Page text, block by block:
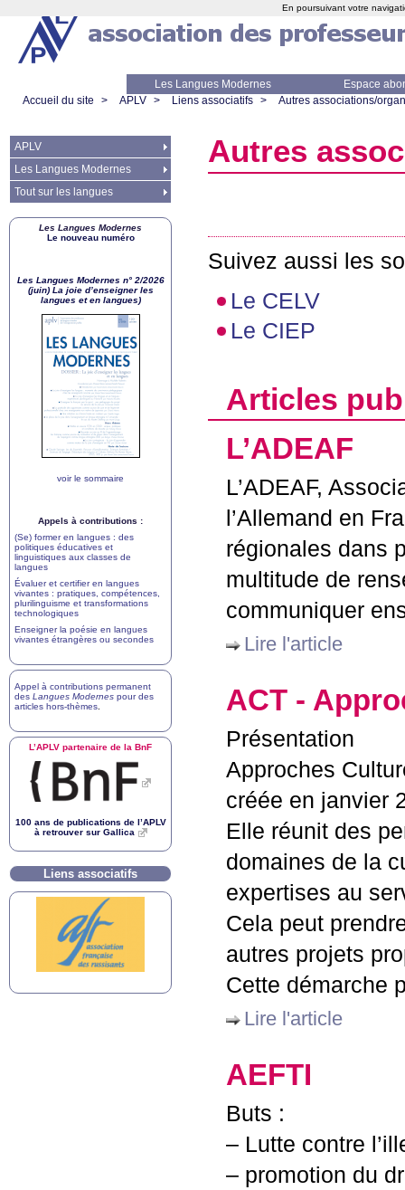
Les Langues Modernes
Espace
Accueil du site
> APLV > Liens associatifs > Autres associations/
Autres
Suivez aussi les
Le CELV
Le CIEP
Articles
L’ADEAF
L’ADEAF,
l’Allemand en
régionales dans
multitude de
communiquer
Lire l'article
ACT -
Présentation
Approches
créée en janvier
Elle réunit des
domaines de la
expertises au
Cela peut
autres projets
Cette démarche
Lire l'article
AEFTI
Buts :
– Lutte contre
– promotion du
APLV
Les Langues Modernes
Tout sur les langues
Les Langues Modernes
Le nouveau numéro
Les Langues Modernes n° 2/2026
(juin) La joie d’enseigner les
langues et en langues)
voir le sommaire
Appels à contributions :
(Se) former en langues : des
politiques éducatives et
linguistiques aux classes de
langues
Évaluer et certifier en langues
vivantes : pratiques, compétences,
plurilinguisme et transformations
technologiques
Enseigner la poésie en langues
vivantes étrangères ou secondes
Appel à contributions permanent
des Langues Modernes pour des
articles hors-thèmes
L’APLV partenaire de la BnF
100 ans de publications de l’APLV
à retrouver sur Gallica
Liens associatifs
En poursuivant votre